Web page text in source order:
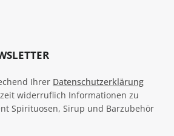
Ihrer Datenschutzerklärung
widerruflich Informationen zu
Spirituosen, Sirup und Barzubehör